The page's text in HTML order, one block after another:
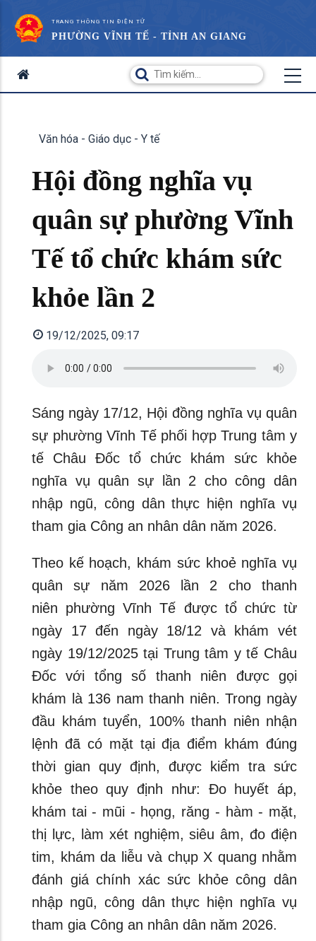
TRANG THÔNG TIN ĐIỆN TỬ
PHƯỜNG VĨNH TẾ - TỈNH AN GIANG
Văn hóa - Giáo dục - Y tế
Hội đồng nghĩa vụ
quân sự phường Vĩnh
Tế tổ chức khám sức
khỏe lần 2
19/12/2025, 09:17
Sáng ngày 17/12, Hội đồng nghĩa vụ quân
sự phường Vĩnh Tế phối hợp Trung tâm y
tế Châu Đốc tổ chức khám sức khỏe
nghĩa vụ quân sự lần 2 cho công dân
nhập ngũ, công dân thực hiện nghĩa vụ
tham gia Công an nhân dân năm 2026.
Theo kế hoạch, khám sức khoẻ nghĩa vụ
quân sự năm 2026 lần 2 cho thanh
niên phường Vĩnh Tế được tổ chức từ
ngày 17 đến ngày 18/12 và khám vét
ngày 19/12/2025 tại Trung tâm y tế Châu
Đốc với tổng số thanh niên được gọi
khám là 136 nam thanh niên. Trong ngày
đầu khám tuyển, 100% thanh niên nhận
lệnh đã có mặt tại địa điểm khám đúng
thời gian quy định, được kiểm tra sức
khỏe theo quy định như: Đo huyết áp,
khám tai - mũi - họng, răng - hàm - mặt,
thị lực, làm xét nghiệm, siêu âm, đo điện
tim, khám da liễu và chụp X quang nhằm
đánh giá chính xác sức khỏe công dân
nhập ngũ, công dân thực hiện nghĩa vụ
tham gia Công an nhân dân năm 2026.